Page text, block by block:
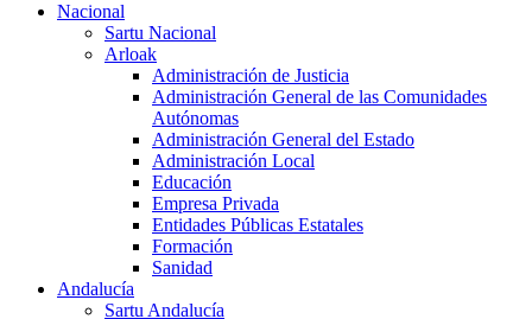
Nacional
Sartu Nacional
Arloak
Administración de Justicia
Administración General de las Comunidades
Autónomas
Administración General del Estado
Administración Local
Educación
Empresa Privada
Entidades Públicas Estatales
Formación
Sanidad
Andalucía
Sartu Andalucía